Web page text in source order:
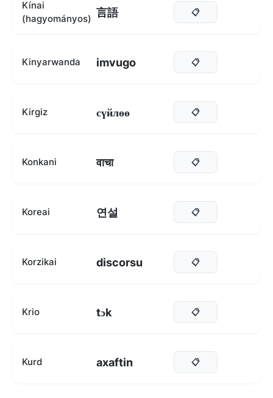
Kínai
(hagyományos) 言語 📋
Kinyarwanda imvugo 📋
Kirgiz сүйлөө 📋
Konkani वाचा 📋
Koreai 연설 📋
Korzikai discorsu 📋
Krio tɔk 📋
Kurd axaftin 📋